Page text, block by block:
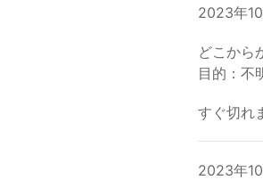
2023年
どこから
目的：不
すぐ切れ
2023年